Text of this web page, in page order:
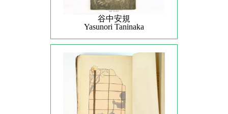
谷中安規
Yasunori Taninaka